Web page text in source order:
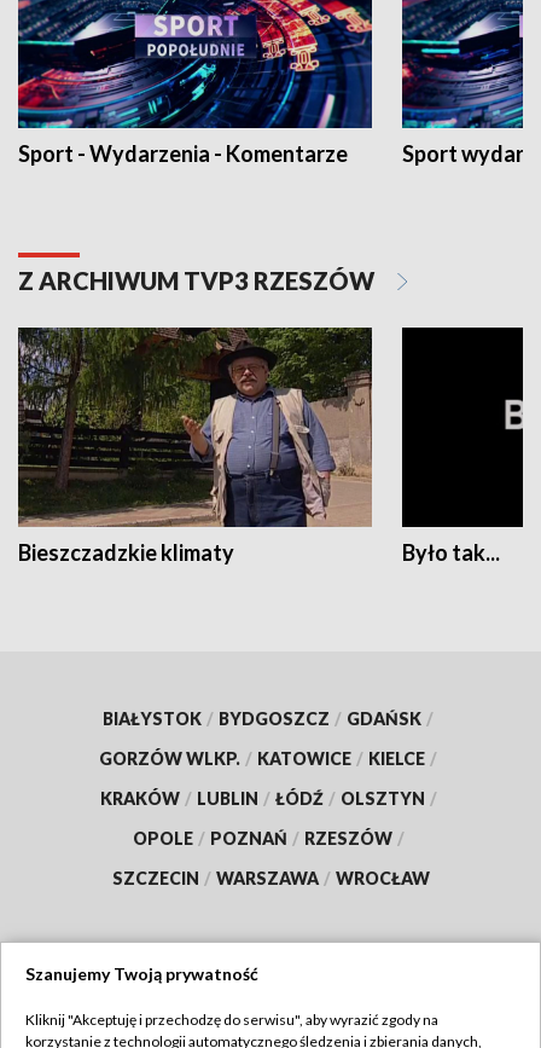
Sport - Wydarzenia - Komentarze Sport
Z ARCHIWUM TVP3 RZESZÓW
Bieszczadzkie klimaty Było tak...
BIAŁYSTOK / BYDGOSZCZ / GDAŃSK /
GORZÓW WLKP. / KATOWICE / KIELCE /
KRAKÓW / LUBLIN / ŁÓDŹ / OLSZTYN /
OPOLE / POZNAŃ / RZESZÓW /
SZCZECIN / WARSZAWA / WROCŁAW
Szanujemy Twoją prywatność
Kliknij "Akceptuję i przechodzę do serwisu", aby wyrazić zgody na
korzystanie z technologii automatycznego śledzenia i zbierania danych,